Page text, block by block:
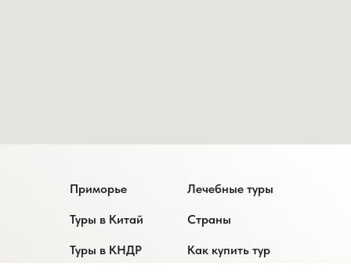
Приморье
Страны
Как купить тур
Туры в Китай
Туры в КНДР
Лечебные туры